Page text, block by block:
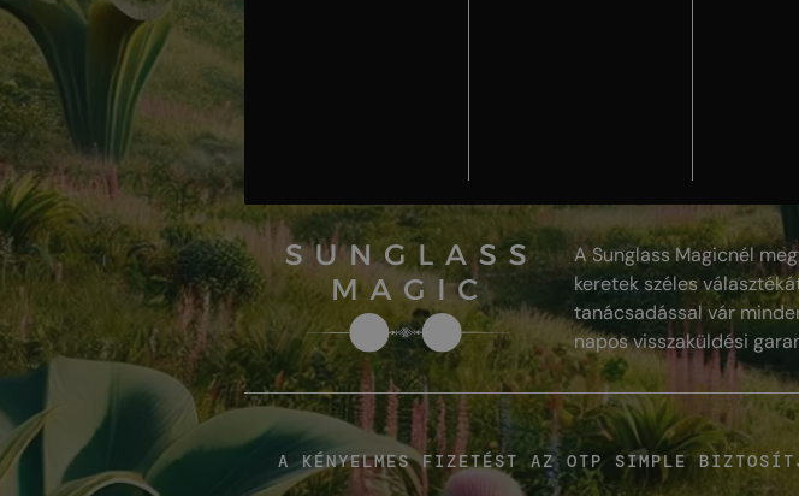
A Sunglass Magicnél
keretek széles
tanácsadással vár
napos visszaküldési
A KÉNYELMES FIZETÉST AZ OTP SIMPLE